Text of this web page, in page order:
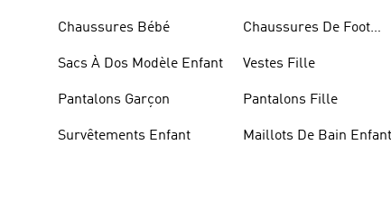
Chaussures Bébé
Sacs À Dos Modèle Enfant
Pantalons Garçon
Survêtements Enfant
Chaussures De Foot
Vestes Fille
Pantalons Fille
Maillots De Bain Enfant